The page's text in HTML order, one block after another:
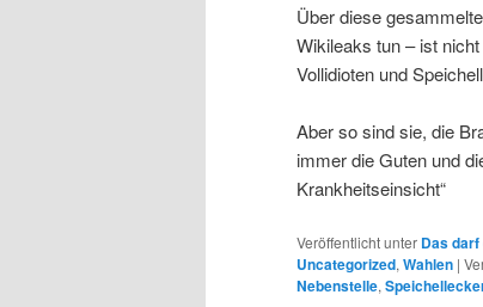
Über diese
Wikileaks tun – ist
Vollidioten und
Aber so sind sie, die
immer die Guten und
Krankheitseinsicht“
Veröffentlicht unter Das
Uncategorized,Wahlen |
Nebenstelle,